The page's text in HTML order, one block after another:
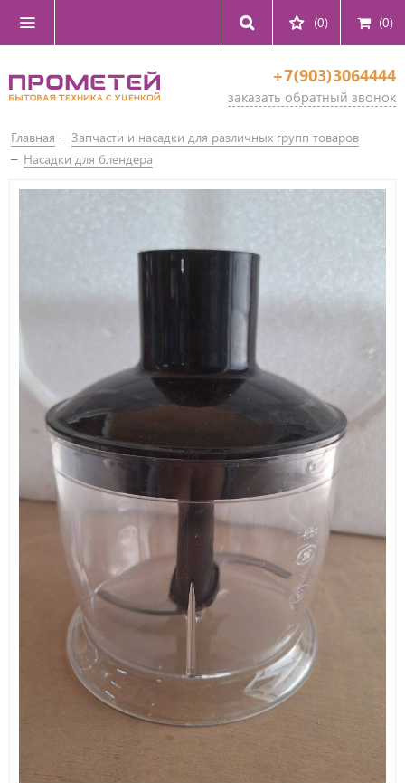
(0) (0)
+7(903)3064444
заказать обратный звонок
Главная
Запчасти и насадки для различных групп товаров
Насадки для блендера